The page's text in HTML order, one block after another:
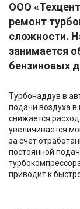
ООО
ремонт
сложности.
занимается
бензиновых
Турбонаддув в
подачи воздуха
снижается
увеличивается
за счет
постоянной
приводит к